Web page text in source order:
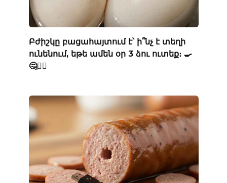
Բժիշկը բացահայտում է՝ ի՞նչ է տեղի
ունենում, եթե ամեն օր 3 ձու ուտեք։ 🍳
🤔👨‍⚕️